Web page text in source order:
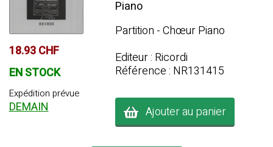
18.93 CHF
EN STOCK
Expédition prévue
DEMAIN
Piano
Partition - Chœur Piano
Editeur : Ricordi
Référence : NR131415
Ajouter au panier